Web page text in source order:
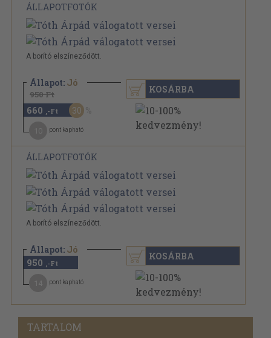
ÁLLAPOTFOTÓK
A borító elszíneződött.
Állapot: Jó
950 Ft
660 ,-Ft 30
pont kapható
KOSÁRBA
ÁLLAPOTFOTÓK
A borító elszíneződött.
Állapot: Jó
950 ,-Ft
pont kapható
KOSÁRBA
TARTALOM